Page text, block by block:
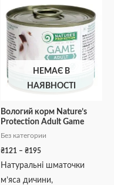
НЕМАЄ В
НАЯВНОСТІ
Вологий корм Nature’s
Protection Adult Game
Без категории
₴121 – ₴195
цін:
від
₴121
до
₴195
Натуральні шматочки
м’яса дичини,
Цей
товар
має
кілька
варіантів.
Параметри
вибрати
на